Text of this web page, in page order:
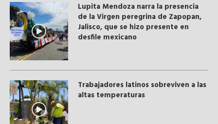
Lupita Mendoza narra la presencia
de la Virgen peregrina de Zapopan,
Jalisco, que se hizo presente en
desfile mexicano
Trabajadores latinos sobreviven a las
altas temperaturas